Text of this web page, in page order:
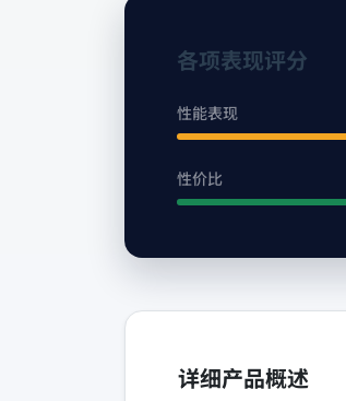
各项表现评分
性能表现
性价比
详细产品概述